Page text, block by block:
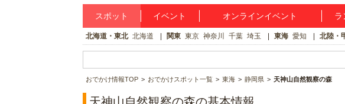
スポット イベント オンラインイベント ラ
北海道・東北 北海道 関東 東京 神奈川 千葉 埼玉 東海 愛知 北陸・
おでかけ情報TOP おでかけスポット一覧 東海 静岡県 天神山自然観察の森